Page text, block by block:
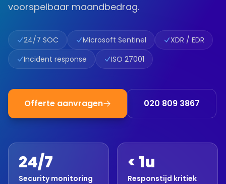
voorspelbaar maandbedrag.
24/7 SOC Microsoft Sentinel
XDR / EDR
Incident response
ISO 27001
Offerte aanvragen 020 809 3867
24/7
Security monitoring
< 1u
Responstijd kritiek